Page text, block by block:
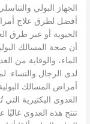
الجهاز البولي
أفضل لطرق علاج
الحيوية أو عبر طرق
أن صحة المسالك
الماء، والوقاية من
لدى الرجال والنساء.
أمراض المسالك
العدوى البكتيرية
تنتج هذه العدوى